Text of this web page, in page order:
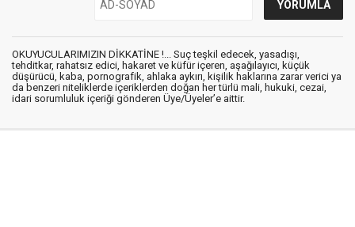
OKUYUCULARIMIZIN DİKKATİNE !... Suç teşkil edecek, yasadışı,
tehditkar, rahatsız edici, hakaret ve küfür içeren, aşağılayıcı, küçük
düşürücü, kaba, pornografik, ahlaka aykırı, kişilik haklarına zarar verici ya
da benzeri niteliklerde içeriklerden doğan her türlü mali, hukuki, cezai,
idari sorumluluk içeriği gönderen Üye/Üyeler’e aittir.